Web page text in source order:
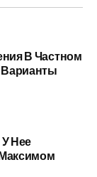
В Частном
У Нее